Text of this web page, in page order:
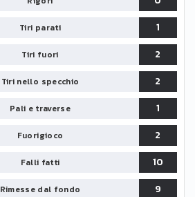
Tiri parati
1
Tiri fuori
2
Tiri nello specchio
2
Pali e traverse
1
Fuorigioco
2
Falli fatti
10
Rimesse dal fondo
9